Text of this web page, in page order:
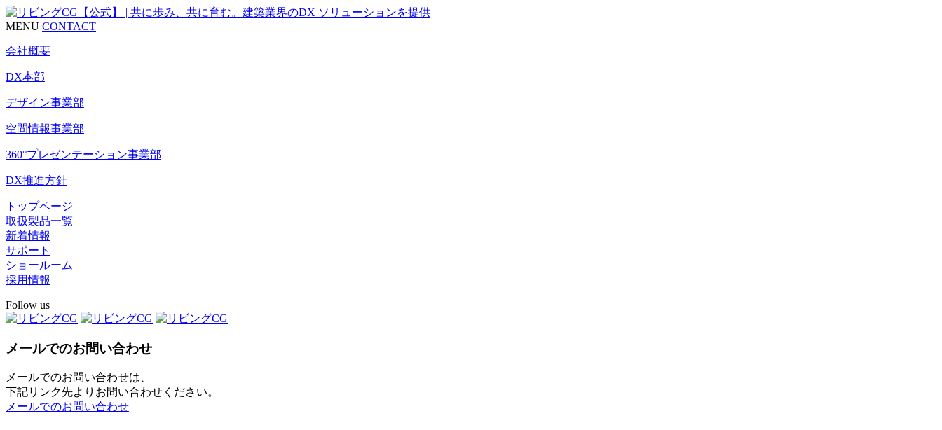
MENU CONTACT
会社概要
DX本部
デザイン事業部
空間情報事業部
360°プレゼンテーション事業部
DX推進方針
トップページ
取扱製品一覧
新着情報
サポート
ショールーム
採用情報
Follow us
メールでのお問い合わせ
メールでのお問い合わせは、
下記リンク先よりお問い合わせください。
メールでのお問い合わせ